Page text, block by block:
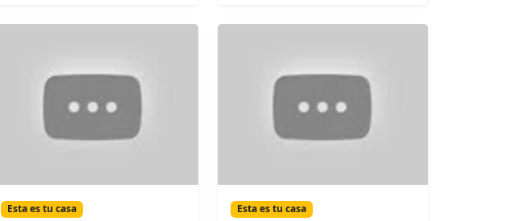
Esta es tu casa Esta es tu casa